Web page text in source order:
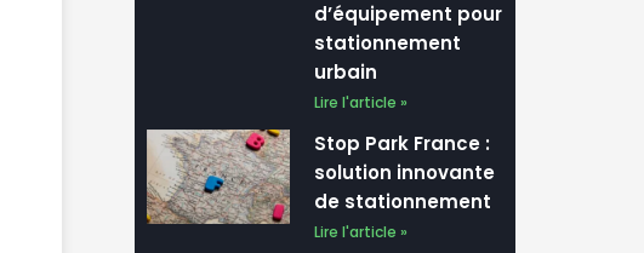
d’équipement pour
stationnement
urbain
Lire l'article »
Stop Park France :
solution innovante
de stationnement
Lire l'article »